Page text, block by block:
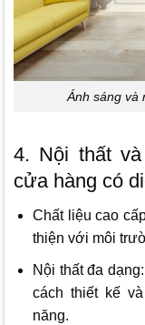
Ánh sáng và
4. Nội thất
cửa hàng có
Chất liệu cao
thiện với môi
Nội thất đa
cách thiết kế
năng.